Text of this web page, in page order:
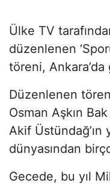
Ülke TV
düzenlenen
töreni,
Düzenlenen
Osman Aşkın
Akif Üstündağ’ın
dünyasından
Gecede, bu yıl